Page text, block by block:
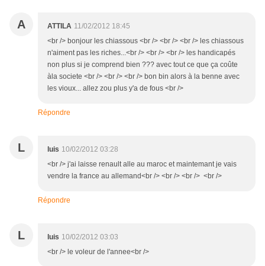
A ATTILA 11/02/2012 18:45
<br /> bonjour les chiassous <br /> <br /> <br /> les chiassous
n'aiment pas les riches...<br /> <br /> <br /> les handicapés
non plus si je comprend bien ??? avec tout ce que ça coûte
àla societe <br /> <br /> <br /> bon bin alors à la benne avec
les vioux... allez zou plus y'a de fous <br />
Répondre
L luis 10/02/2012 03:28
<br /> j'ai laisse renault alle au maroc et maintemant je vais
vendre la france au allemand<br /> <br /> <br /> <br />
Répondre
L luis 10/02/2012 03:03
<br /> le voleur de l'annee<br />